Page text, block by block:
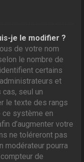
je le modifier ?
de votre nom
le nombre de
certains
et
cas, seul un
le texte des rangs
ce système en
d’augmenter votre
ne toléreront pas
modérateur pourra
de